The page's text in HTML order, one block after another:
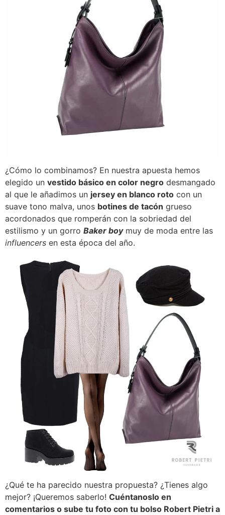
¿Cómo lo combinamos? En nuestra apuesta hemos
elegido un vestido básico en color negro desmangado
al que le añadimos un jersey en blanco roto con un
suave tono malva, unos botines de tacón grueso
acordonados que romperán con la sobriedad del
estilismo y un gorro Baker boymuy de moda entre las
influencers en esta época del año.
¿Qué te ha parecido nuestra propuesta? ¿Tienes algo
mejor? ¡Queremos saberlo! Cuéntanoslo en
comentarios o sube tu foto con tu bolso Robert Pietri a